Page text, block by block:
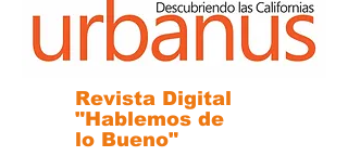
Revista Digital
"Hablemos de
lo Bueno"